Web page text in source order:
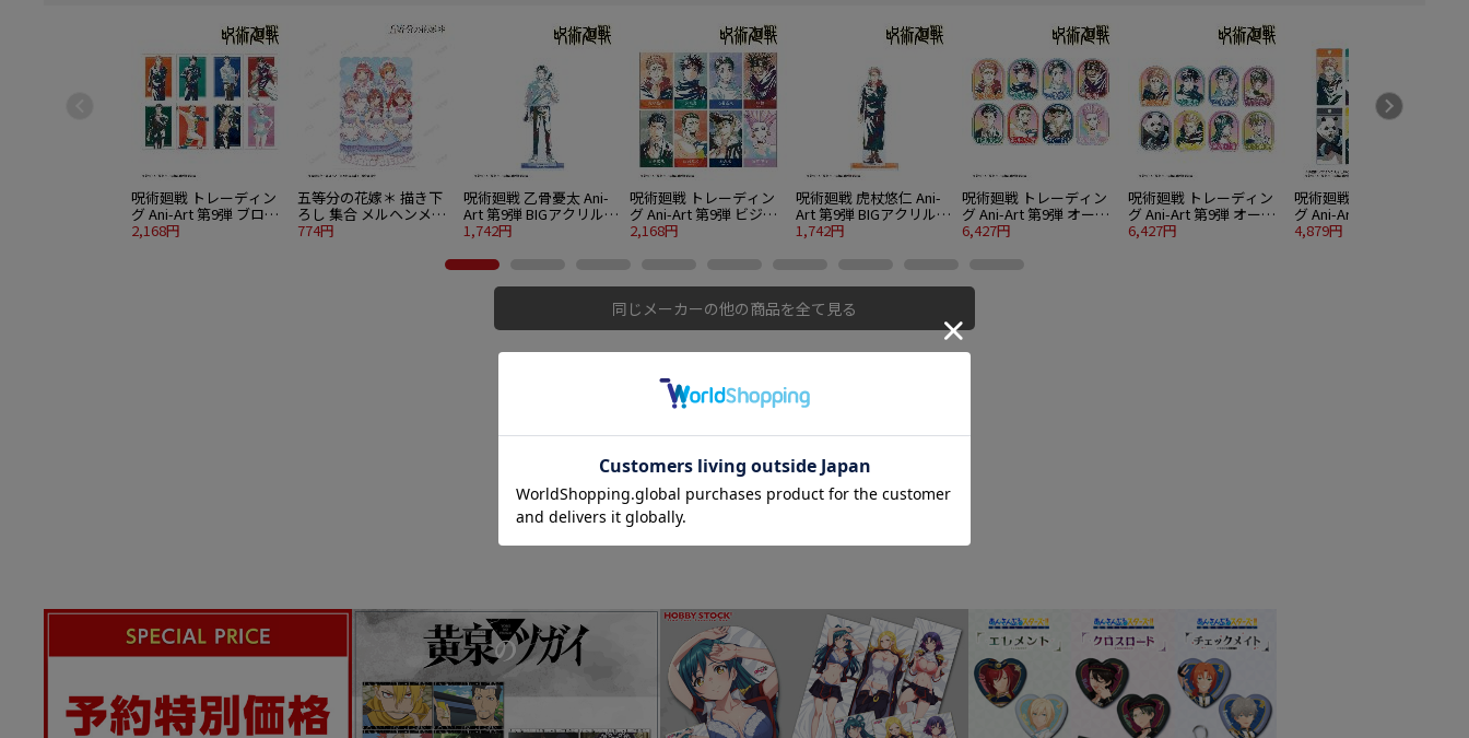
呪術廻戦 トレーディン
グ Ani-Art 第9弾 ブロマ
イド ver.B 8個入り1BOX
2,168円
五等分の花嫁＊ 描き下
ろし 集合 メルヘンメイ
ドver. A3マット加工ポス
774円
呪術廻戦 乙骨憂太 Ani-
Art 第9弾 BIGアクリルス
タンド ver.A
1,742円
呪術廻戦 トレーディン
グ Ani-Art 第9弾 ビジュ
アルカード ver.B 8個入
2,168円
呪術廻戦 虎杖悠仁 Ani-
Art 第9弾 BIGアクリルス
タンド ver.B
1,742円
呪術廻戦 トレーディン
グ Ani-Art 第9弾 オーロ
ラダイカットステッカー
6,427円
呪術廻戦 トレーディン
グ Ani-Art 第9弾 オーロ
ラダイカットステッカー
6,427円
呪術廻戦 トレーディン
グ Ani-Art 第9弾 アクリ
ルキータグ ver.A 8個入
4,879円
同じメーカーの他の商品を全て見る